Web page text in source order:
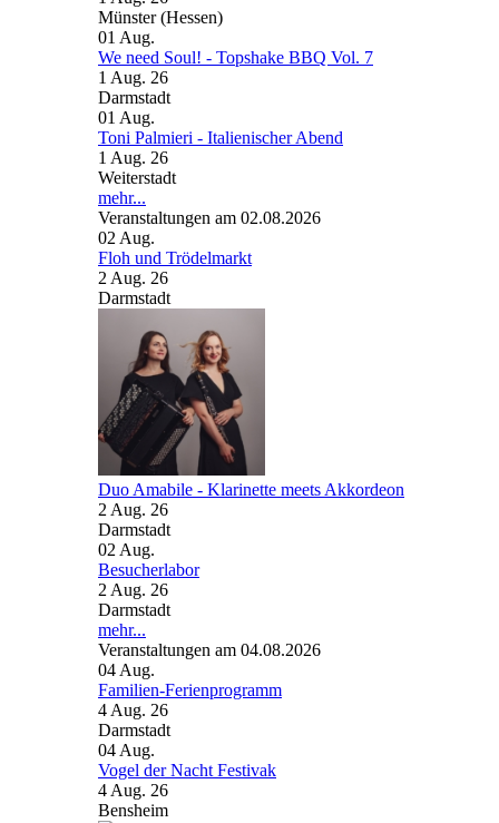
Münster (Hessen)
01 Aug.
We need Soul! - Topshake BBQ Vol. 7
1 Aug. 26
Darmstadt
01 Aug.
Toni Palmieri - Italienischer Abend
1 Aug. 26
Weiterstadt
mehr...
Veranstaltungen am 02.08.2026
02 Aug.
Floh und Trödelmarkt
2 Aug. 26
Darmstadt
Duo Amabile - Klarinette meets Akkordeon
2 Aug. 26
Darmstadt
02 Aug.
Besucherlabor
2 Aug. 26
Darmstadt
mehr...
Veranstaltungen am 04.08.2026
04 Aug.
Familien-Ferienprogramm
4 Aug. 26
Darmstadt
04 Aug.
Vogel der Nacht Festivak
4 Aug. 26
Bensheim